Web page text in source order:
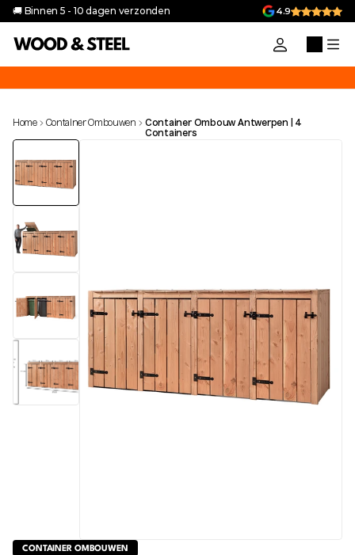
Home Container Ombouwen
Container Ombouw Antwerpen | 4
Containers
CONTAINER OMBOUWEN
🚚 Binnen 5 - 10 dagen verzonden 4.9